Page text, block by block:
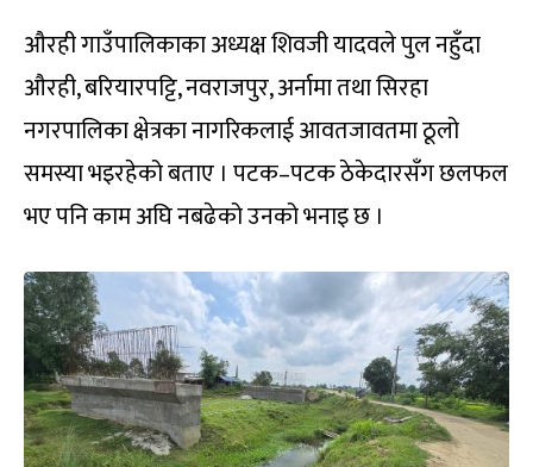
औरही गाउँपालिकाका अध्यक्ष शिवजी यादवले पुल नहुँदा
औरही, बरियारपट्टि, नवराजपुर, अर्नामा तथा सिरहा
नगरपालिका क्षेत्रका नागरिकलाई आवतजावतमा ठूलो
समस्या भइरहेको बताए । पटक–पटक ठेकेदारसँग छलफल
भए पनि काम अघि नबढेको उनको भनाइ छ ।